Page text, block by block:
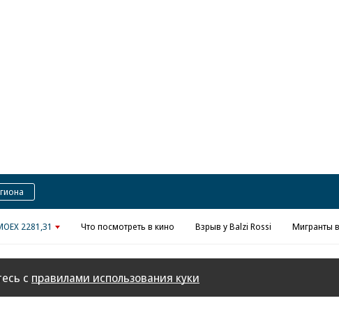
2281,31 Что посмотреть в кино Взрыв у Balzi Rossi Мигранты
с правилами использования куки